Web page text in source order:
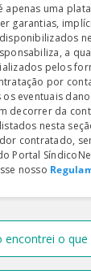
apenas uma
garantias,
a
pelos
por
eventuais
decorrer da
nesta
contratado,
Portal
nosso
encontrei o que